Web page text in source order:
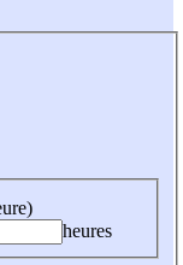
heures